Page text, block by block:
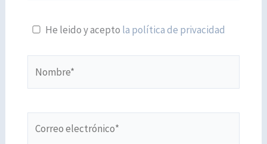
He leido y acepto la política de privacidad
electrónico*